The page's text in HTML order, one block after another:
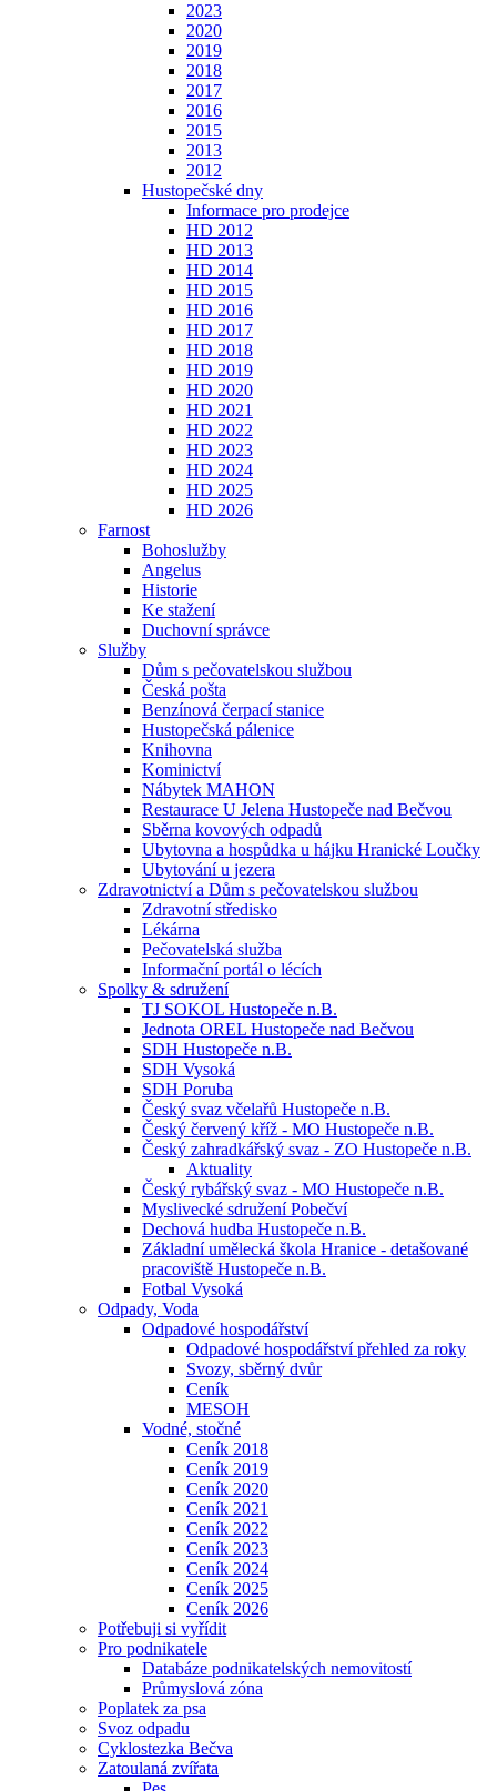
2023
2020
2019
2018
2017
2016
2015
2013
2012
Hustopečské dny
Informace pro prodejce
HD 2012
HD 2013
HD 2014
HD 2015
HD 2016
HD 2017
HD 2018
HD 2019
HD 2020
HD 2021
HD 2022
HD 2023
HD 2024
HD 2025
HD 2026
Farnost
Bohoslužby
Angelus
Historie
Ke stažení
Duchovní správce
Služby
Dům s pečovatelskou službou
Česká pošta
Benzínová čerpací stanice
Hustopečská pálenice
Knihovna
Kominictví
Nábytek MAHON
Restaurace U Jelena Hustopeče nad Bečvou
Sběrna kovových odpadů
Ubytovna a hospůdka u hájku Hranické Loučky
Ubytování u jezera
Zdravotnictví a Dům s pečovatelskou službou
Zdravotní středisko
Lékárna
Pečovatelská služba
Informační portál o lécích
Spolky & sdružení
TJ SOKOL Hustopeče n.B.
Jednota OREL Hustopeče nad Bečvou
SDH Hustopeče n.B.
SDH Vysoká
SDH Poruba
Český svaz včelařů Hustopeče n.B.
Český červený kříž - MO Hustopeče n.B.
Český zahradkářský svaz - ZO Hustopeče n.B.
Aktuality
Český rybářský svaz - MO Hustopeče n.B.
Myslivecké sdružení Pobečví
Dechová hudba Hustopeče n.B.
Základní umělecká škola Hranice - detašované
pracoviště Hustopeče n.B.
Fotbal Vysoká
Odpady, Voda
Odpadové hospodářství
Odpadové hospodářství přehled za roky
Svozy, sběrný dvůr
Ceník
MESOH
Vodné, stočné
Ceník 2018
Ceník 2019
Ceník 2020
Ceník 2021
Ceník 2022
Ceník 2023
Ceník 2024
Ceník 2025
Ceník 2026
Potřebuji si vyřídit
Pro podnikatele
Databáze podnikatelských nemovitostí
Průmyslová zóna
Poplatek za psa
Svoz odpadu
Cyklostezka Bečva
Zatoulaná zvířata